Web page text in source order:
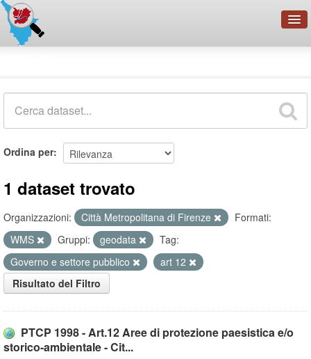
Organizzazioni
Ordina per
1 dataset trovato
Organizzazioni: Città Metropolitana di Firenze
Formati:
WMS
Gruppi: geodata
Tag:
Governo e settore pubblico
art 12
Risultato del Filtro
PTCP 1998 - Art.12 Aree di protezione paesistica e/o
storico-ambientale - Cit...